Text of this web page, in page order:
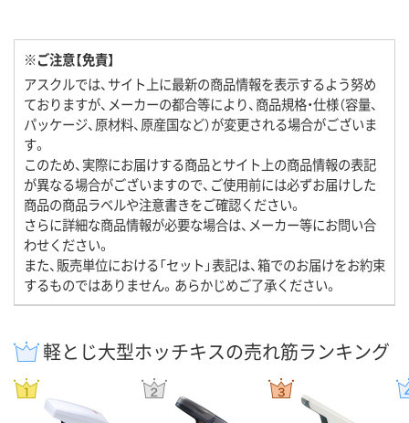
※ご注意【免責】
アスクルでは、サイト上に最新の商品情報を表示するよう努め
ておりますが、メーカーの都合等により、商品規格・仕様（容量、
パッケージ、原材料、原産国など）が変更される場合がございま
す。
このため、実際にお届けする商品とサイト上の商品情報の表記
が異なる場合がございますので、ご使用前には必ずお届けした
商品の商品ラベルや注意書きをご確認ください。
さらに詳細な商品情報が必要な場合は、メーカー等にお問い合
わせください。
また、販売単位における「セット」表記は、箱でのお届けをお約束
するものではありません。あらかじめご了承ください。
軽とじ大型ホッチキスの売れ筋ランキング